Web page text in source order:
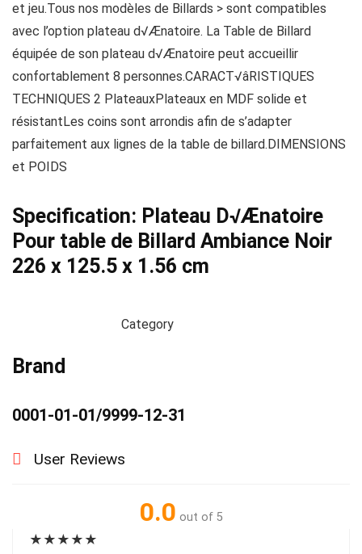
et jeu.Tous nos modèles de Billards > sont compatibles
avec l’option plateau d√Ænatoire. La Table de Billard
équipée de son plateau d√Ænatoire peut accueillir
confortablement 8 personnes.CARACT√âRISTIQUES
TECHNIQUES 2 PlateauxPlateaux en MDF solide et
résistantLes coins sont arrondis afin de s’adapter
parfaitement aux lignes de la table de billard.DIMENSIONS
et POIDS
Specification: Plateau D√Ænatoire
Pour table de Billard Ambiance Noir
226 x 125.5 x 1.56 cm
Category
Brand
0001-01-01/9999-12-31
User Reviews
0.0 out of 5
★ ★ ★ ★ ★